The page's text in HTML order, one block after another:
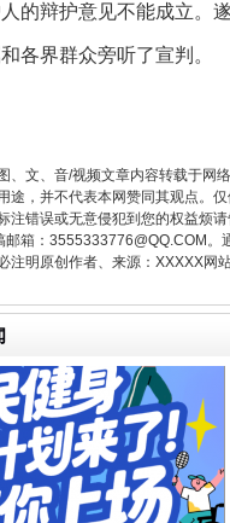
的辩护意见不能成立。
界群众旁听了宣判。
、文、音/视频文章内容转载于
途，并不代表本网赞同其观点。
注错误或无意侵犯到您的权益烦
箱：3555333776@QQ.COM。
注明原创作者、来源：XXXXX网站
！段成刚被判无期
计划来了！等你上场